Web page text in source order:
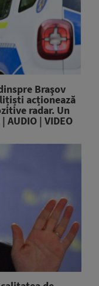
Braşov
acționează
radar. Un
| VIDEO